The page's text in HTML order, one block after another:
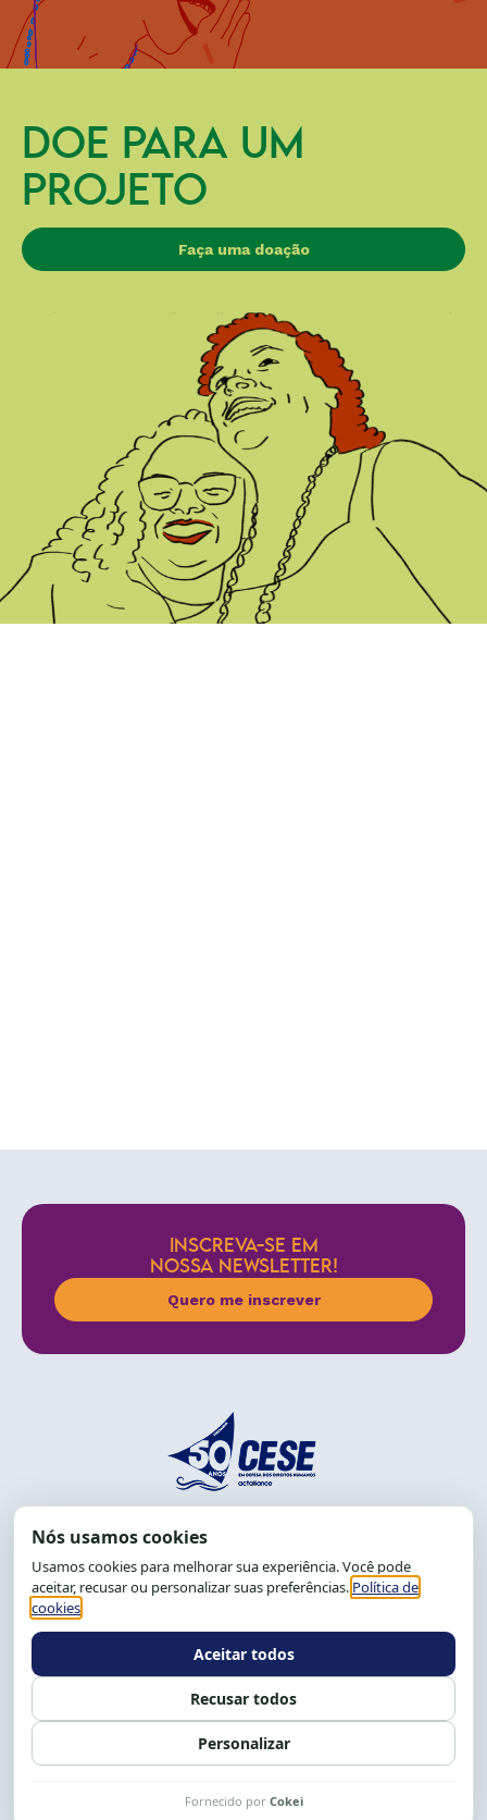
DOE PARA UM
PROJETO
Faça uma doação
INSCREVA-SE EM
NOSSA NEWSLETTER!
Quero me inscrever
End.: R. da Graça, 150. Graça
CEP: 40.150-055
Salvador-BA, Brasil.
Tel.: (71) 2104-5457, Cel.: (71) 9 9239-2104 ou 2105
Expediente: 8h às 12h e 13 às 17h.
Siga nossas redes Fale conosco